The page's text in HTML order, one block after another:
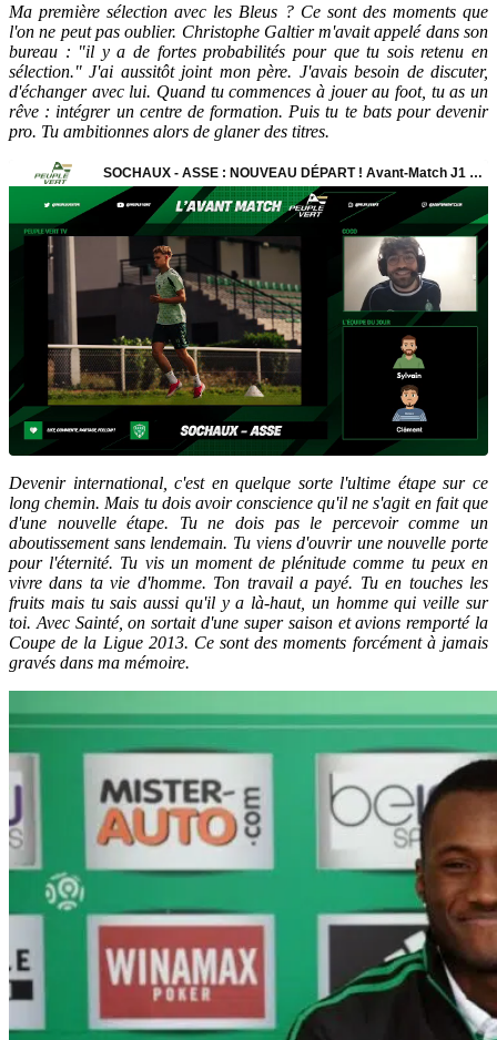
Ma première sélection avec les Bleus ? Ce sont des moments que
l'on ne peut pas oublier. Christophe Galtier m'avait appelé dans son
bureau : "il y a de fortes probabilités pour que tu sois retenu en
sélection." J'ai aussitôt joint mon père. J'avais besoin de discuter,
d'échanger avec lui. Quand tu commences à jouer au foot, tu as un
rêve : intégrer un centre de formation. Puis tu te bats pour devenir
pro. Tu ambitionnes alors de glaner des titres.
Devenir international, c'est en quelque sorte l'ultime étape sur ce
long chemin. Mais tu dois avoir conscience qu'il ne s'agit en fait que
d'une nouvelle étape. Tu ne dois pas le percevoir comme un
aboutissement sans lendemain. Tu viens d'ouvrir une nouvelle porte
pour l'éternité. Tu vis un moment de plénitude comme tu peux en
vivre dans ta vie d'homme. Ton travail a payé. Tu en touches les
fruits mais tu sais aussi qu'il y a là-haut, un homme qui veille sur
toi. Avec Sainté, on sortait d'une super saison et avions remporté la
Coupe de la Ligue 2013. Ce sont des moments forcément à jamais
gravés dans ma mémoire.